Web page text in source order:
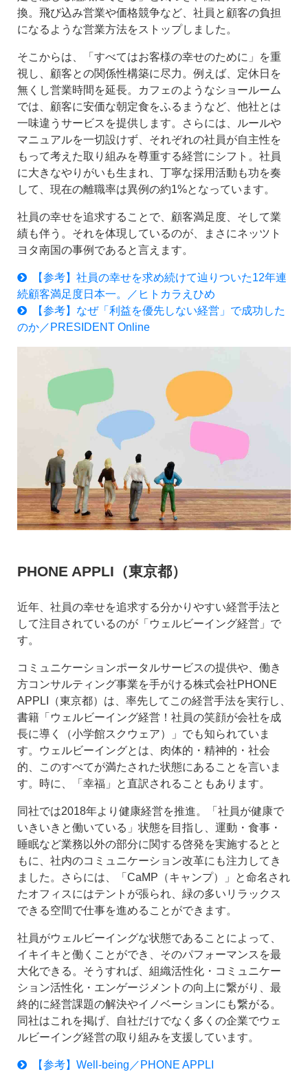
換。飛び込み営業や価格競争など、社員と顧客の負担
になるような営業方法をストップしました。
そこからは、「すべてはお客様の幸せのために」を重
視し、顧客との関係性構築に尽力。例えば、定休日を
無くし営業時間を延長。カフェのようなショールーム
では、顧客に安価な朝定食をふるまうなど、他社とは
一味違うサービスを提供します。さらには、ルールや
マニュアルを一切設けず、それぞれの社員が自主性を
もって考えた取り組みを尊重する経営にシフト。社員
に大きなやりがいも生まれ、丁寧な採用活動も功を奏
して、現在の離職率は異例の約1%となっています。
社員の幸せを追求することで、顧客満足度、そして業
績も伴う。それを体現しているのが、まさにネッツト
ヨタ南国の事例であると言えます。
【参考】社員の幸せを求め続けて辿りついた12年連
続顧客満足度日本一。／ヒトカラえひめ
【参考】なぜ「利益を優先しない経営」で成功した
のか／PRESIDENT Online
PHONE APPLI（東京都）
近年、社員の幸せを追求する分かりやすい経営手法と
して注目されているのが「ウェルビーイング経営」で
す。
コミュニケーションポータルサービスの提供や、働き
方コンサルティング事業を手がける株式会社PHONE
APPLI（東京都）は、率先してこの経営手法を実行し、
書籍「ウェルビーイング経営！社員の笑顔が会社を成
長に導く（小学館スクウェア）」でも知られていま
す。ウェルビーイングとは、肉体的・精神的・社会
的、このすべてが満たされた状態にあることを言いま
す。時に、「幸福」と直訳されることもあります。
同社では2018年より健康経営を推進。「社員が健康で
いきいきと働いている」状態を目指し、運動・食事・
睡眠など業務以外の部分に関する啓発を実施するとと
もに、社内のコミュニケーション改革にも注力してき
ました。さらには、「CaMP（キャンプ）」と命名され
たオフィスにはテントが張られ、緑の多いリラックス
できる空間で仕事を進めることができます。
社員がウェルビーイングな状態であることによって、
イキイキと働くことができ、そのパフォーマンスを最
大化できる。そうすれば、組織活性化・コミュニケー
ション活性化・エンゲージメントの向上に繋がり、最
終的に経営課題の解決やイノベーションにも繋がる。
同社はこれを掲げ、自社だけでなく多くの企業でウェ
ルビーイング経営の取り組みを支援しています。
【参考】Well-being／PHONE APPLI